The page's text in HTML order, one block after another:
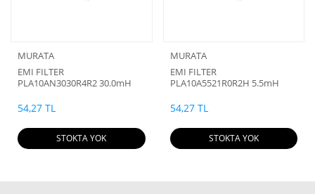
MURATA
EMI FILTER
PLA10AN3030R4R2 30.0mH
54,27 TL
STOKTA YOK
MURATA
EMI FILTER
PLA10A5521R0R2H 5.5mH
54,27 TL
STOKTA YOK